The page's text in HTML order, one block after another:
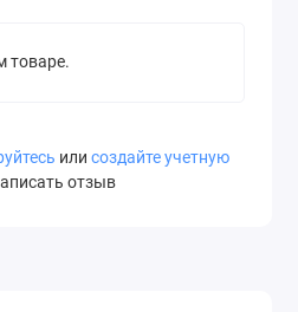
товаре.
или создайте учетную
отзыв